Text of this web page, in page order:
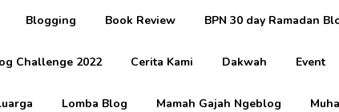
Blogging Book Review BPN 30 day Ramadan
Challenge 2022 Cerita Kami Dakwah Event
Lomba Blog Mamah Gajah Ngeblog